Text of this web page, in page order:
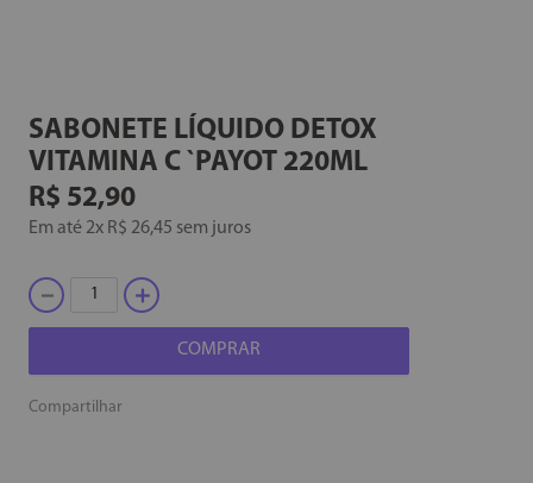
SABONETE LÍQUIDO DETOX
VITAMINA C `PAYOT 220ML
R$ 52,90
Em até 2x R$ 26,45 sem juros
＋
－
COMPRAR
Compartilhar